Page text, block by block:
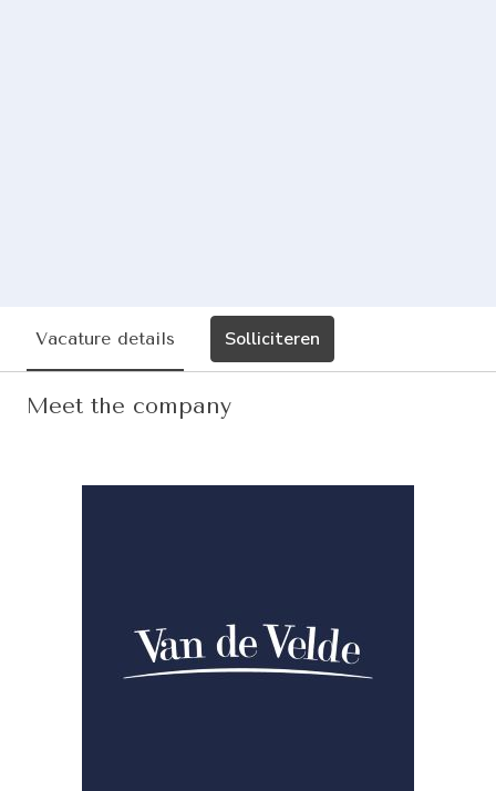
Vacature details Solliciteren
Meet the company